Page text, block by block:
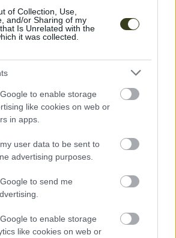
of Collection, Use,
and/or Sharing of my
Is Unrelated with the
it was collected.
to enable storage
like cookies on web or
in apps.
user data to be sent to
advertising purposes.
to send me
to enable storage
like cookies on web or
na Boomland
a trabalhadores - tanto para
caravanas. No entanto, se
a caravanas).
nas áreas marcadas como Long
Camping.
guia de boas práticas da Vila de
locais de campismo e